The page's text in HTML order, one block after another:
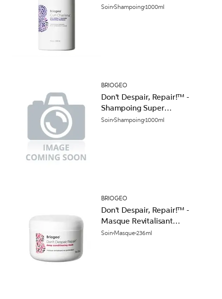
aux Acides Aminés de Riz
Soin Shampoing1000ml
BRIOGEO
Don't Despair, Repair!™ -
Shampoing Super
Hydratant
Soin Shampoing1000ml
BRIOGEO
Don't Despair, Repair!™ -
Masque Revitalisant
Profond
Soin Masque236ml